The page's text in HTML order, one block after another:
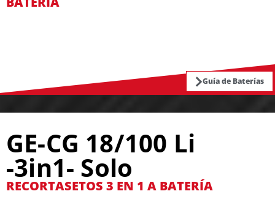
Guía de Baterías
GE-CG 18/100 Li
-3in1- Solo
RECORTASETOS 3 EN 1 A BATERÍA